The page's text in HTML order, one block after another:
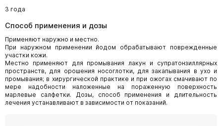
3 года
Способ применения и дозы
Применяют наружно и местно.
При наружном применении йодом обрабатывают поврежденные
участки кожи.
Местно применяют для промывания лакун и супратонзиллярных
пространств, для орошения носоглотки, для закапывания в ухо и
промывания; в хирургической практике и при ожогах смачивают по
мере надобности наложенные на пораженную поверхность
марлевые салфетки. Дозы, способ применения и длительность
лечения устанавливают в зависимости от показаний.